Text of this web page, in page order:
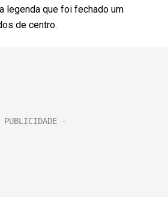
legenda que foi fechado um
de centro.